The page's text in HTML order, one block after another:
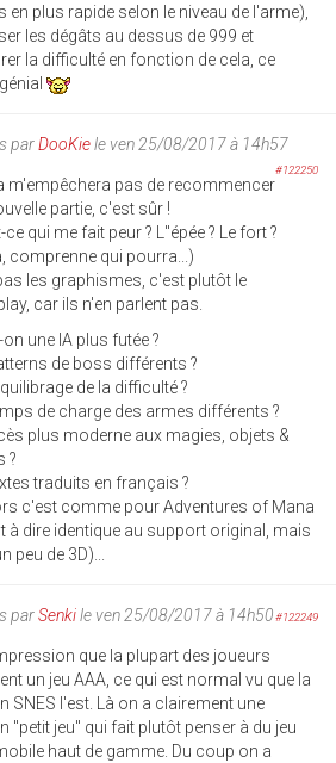
en plus rapide selon le niveau de l'arme),
les dégâts au dessus de 999 et
la difficulté en fonction de cela, ce
parDooKiele ven 25/08/2017 à 14h57
#122250
m'empêchera pas de recommencer
partie, c'est sûr !
ce qui me fait peur ? L''épée ? Le fort ?
comprenne qui pourra...)
les graphismes, c'est plutôt le
car ils n'en parlent pas.
une IA plus futée ?
de boss différents ?
de la difficulté ?
de charge des armes différents ?
plus moderne aux magies, objets &
?
traduits en français ?
c'est comme pour Adventures of Mana
à dire identique au support original, mais
peu de 3D)...
parSenkile ven 25/08/2017 à 14h50#122249
que la plupart des joueurs
un jeu AAA, ce qui est normal vu que la
SNES l'est. Là on a clairement une
"petit jeu" qui fait plutôt penser à du jeu
haut de gamme. Du coup on a